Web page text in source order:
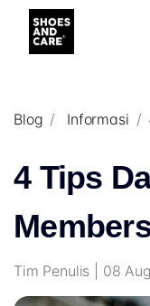
Blog Informasi
4 Tips
Tim Penulis | 08